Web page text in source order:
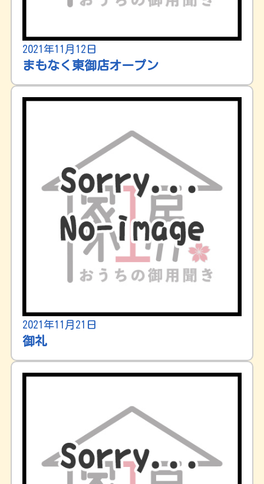
2021年11月12日
まもなく東御店オープン
2021年11月21日
御礼